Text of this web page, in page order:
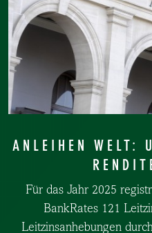
ANLEIHEN WELT:
Für das Jahr 2025
BankRates 121
Leitzinsanhebungen